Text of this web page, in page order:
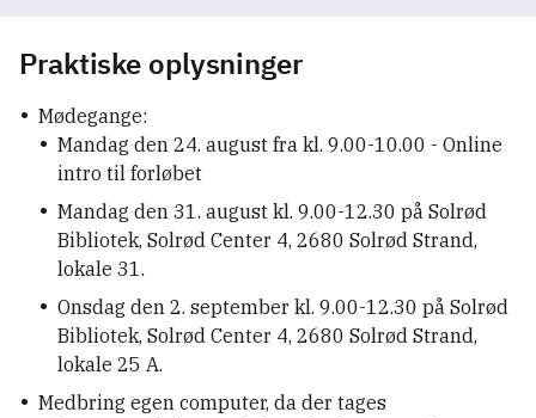
Praktiske oplysninger
Mødegange:
Mandag den 24. august fra kl. 9.00-10.00 - Online
intro til forløbet
Mandag den 31. august kl. 9.00-12.30 på Solrød
Bibliotek, Solrød Center 4, 2680 Solrød Strand,
lokale 31.
Onsdag den 2. september kl. 9.00-12.30 på Solrød
Bibliotek, Solrød Center 4, 2680 Solrød Strand,
lokale 25 A.
Medbring egen computer, da der tages